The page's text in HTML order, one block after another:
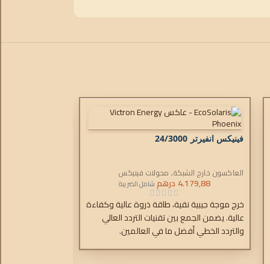
فينيكس انفيرتر 24/3000
العاكسون خارج الشبكة, محولات فينيكس
4.179,88 درهم شامل الضريبة
خرج موجة جيبية نقية، طاقة ذروة عالية وكفاءة
عالية. يضمن الجمع بين تقنيات التردد العالي
والتردد الخطي أفضل ما في العالمين.